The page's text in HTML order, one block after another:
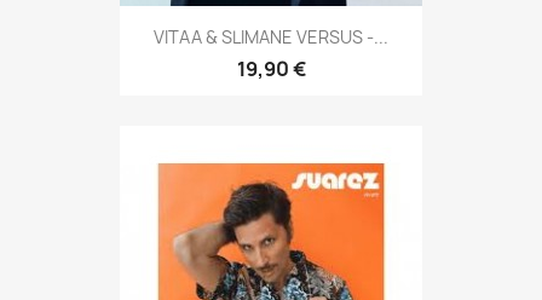
VITAA & SLIMANE VERSUS -...
19,90 €